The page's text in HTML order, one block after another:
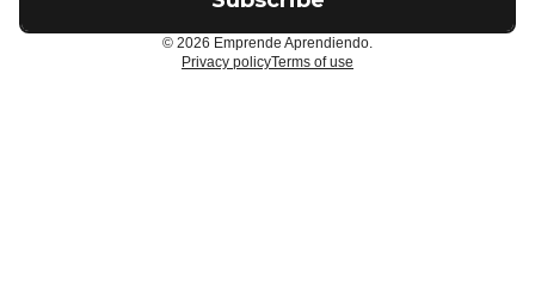
© 2026 Emprende Aprendiendo.
Privacy policyTerms of use